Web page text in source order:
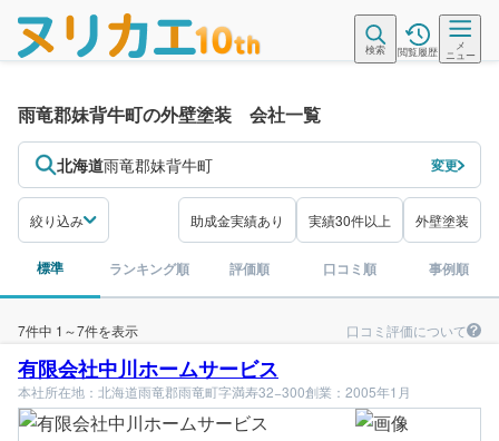
検索 閲覧履歴
メ
ニュー
雨竜郡妹背牛町の外壁塗装 会社一覧
北海道雨竜郡妹背牛町 変更
絞り込み 助成金実績あり 実績30件以上 外壁塗装
標準 ランキング順 評価順 口コミ順 事例順
7件中 1～7件を表示 口コミ評価について
有限会社中川ホームサービス
本社所在地：北海道雨竜郡雨竜町字満寿32−300創業：2005年1月